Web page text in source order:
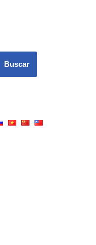
Buscar